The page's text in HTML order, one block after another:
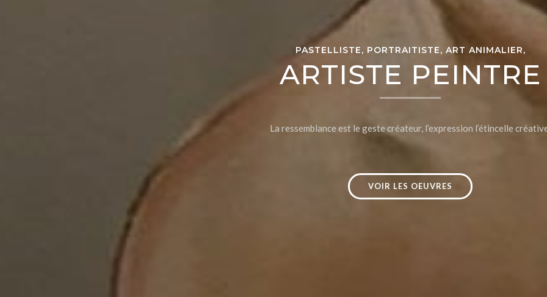
PASTELLISTE, PORTRAITISTE, ART ANIMALIER,
ARTISTE PEINTRE
La ressemblance est le geste créateur, l’expression l’étincelle
VOIR LES OEUVRES